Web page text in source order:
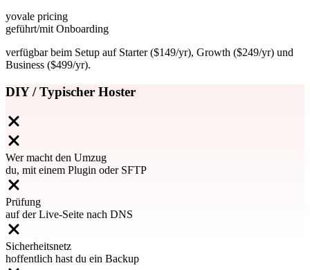
yovale pricing
geführt/mit Onboarding
verfügbar beim Setup auf Starter ($149/yr), Growth ($249/yr) und
Business ($499/yr).
DIY / Typischer Hoster
Wer macht den Umzug
du, mit einem Plugin oder SFTP
Prüfung
auf der Live-Seite nach DNS
Sicherheitsnetz
hoffentlich hast du ein Backup